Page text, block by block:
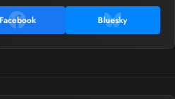
Facebook Bluesky